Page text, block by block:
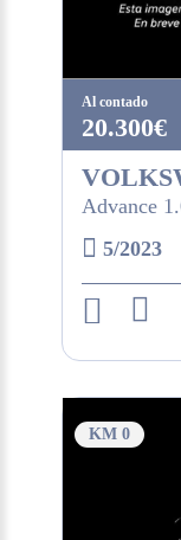
Al contado
20.300€
Advance
5/2023
KM 0